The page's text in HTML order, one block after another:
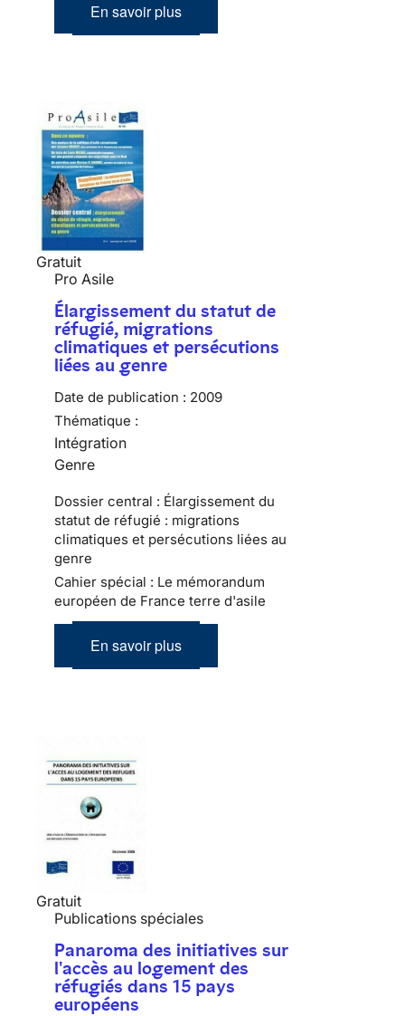
En savoir plus
Gratuit
Pro Asile
Élargissement du statut de
réfugié, migrations
climatiques et persécutions
liées au genre
Date de publication : 2009
Thématique :
Intégration
Genre
Dossier central : Élargissement du
statut de réfugié : migrations
climatiques et persécutions liées au
genre
Cahier spécial : Le mémorandum
européen de France terre d'asile
En savoir plus
Gratuit
Publications spéciales
Panaroma des initiatives sur
l'accès au logement des
réfugiés dans 15 pays
européens